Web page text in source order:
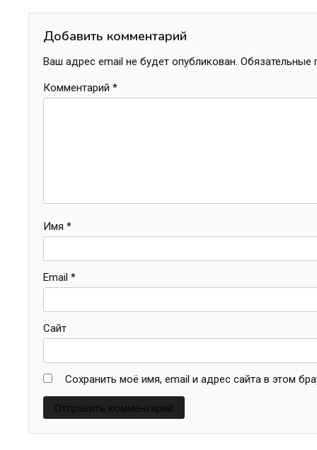
Добавить комментарий
Ваш адрес email не будет опубликован.
Комментарий *
Имя *
Email *
Сайт
Сохранить моё имя, email и адрес сайта в этом